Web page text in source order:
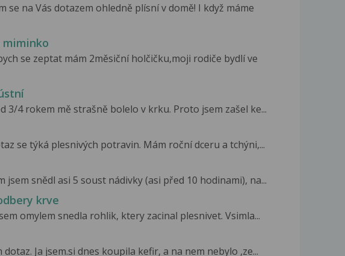
se na Vás dotazem ohledně plísní v domě! I když máme
miminko
se zeptat mám 2měsiční holčičku,moji rodiče bydlí ve
3/4 rokem mě strašně bolelo v krku. Proto jsem zašel ke...
se týká plesnivých potravin. Mám roční dceru a tchýni,...
jsem snědl asi 5 soust nádivky (asi před 10 hodinami), na...
krve
omylem snedla rohlik, ktery zacinal plesnivet. Vsimla...
Ja jsem.si dnes koupila kefir, a na nem nebylo ,ze...